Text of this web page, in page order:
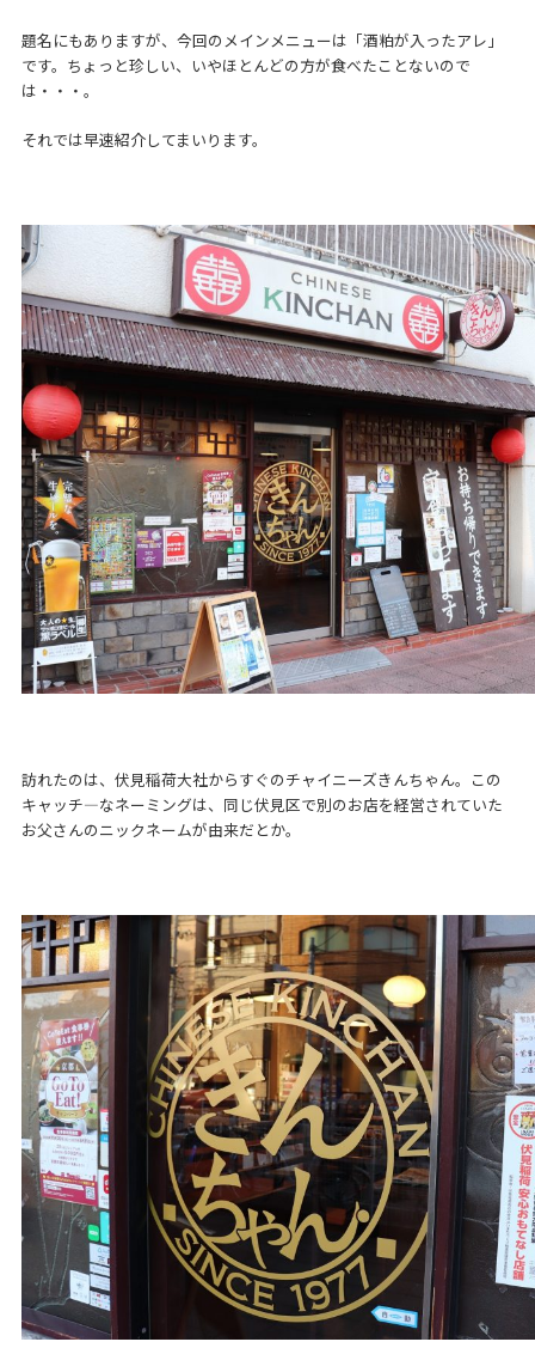
題名にもありますが、今回のメインメニューは「酒粕が入ったアレ」
です。ちょっと珍しい、いやほとんどの方が食べたことないので
は・・・。
それでは早速紹介してまいります。
訪れたのは、伏見稲荷大社からすぐのチャイニーズきんちゃん。この
キャッチ―なネーミングは、同じ伏見区で別のお店を経営されていた
お父さんのニックネームが由来だとか。